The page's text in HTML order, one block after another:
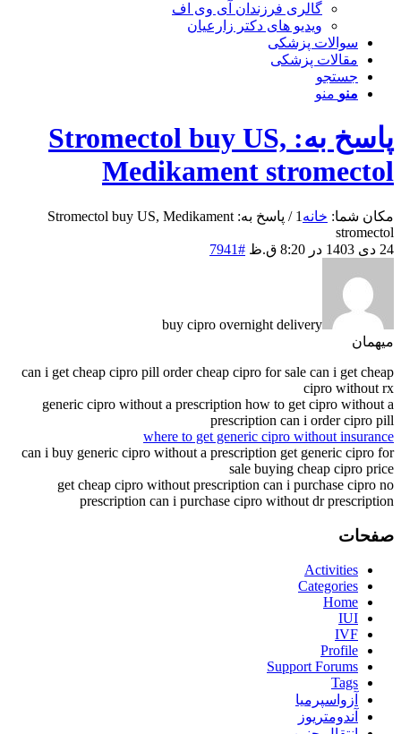
گالری فرزندان آی وی اف
ویدیو های دکتر زارعیان
سوالات پزشکی
مقالات پزشکی
جستجو
منو منو
پاسخ به: Stromectol buy US,
Medikament stromectol
مکان شما: خانه 1
/
پاسخ به: Stromectol buy US, Medikament
stromectol
24 دی 1403 در 8:20 ق.ظ
#7941
buy cipro overnight delivery
میهمان
can i get cheap cipro pill order cheap cipro for sale can i get cheap
cipro without rx
generic cipro without a prescription how to get cipro without a
prescription can i order cipro pill
where to get generic cipro without insurance
can i buy generic cipro without a prescription get generic cipro for
sale buying cheap cipro price
get cheap cipro without prescription can i purchase cipro no
prescription can i purchase cipro without dr prescription
صفحات
Activities
Categories
Home
IUI
IVF
Profile
Support Forums
Tags
آزواسپرمیا
آندومتریوز